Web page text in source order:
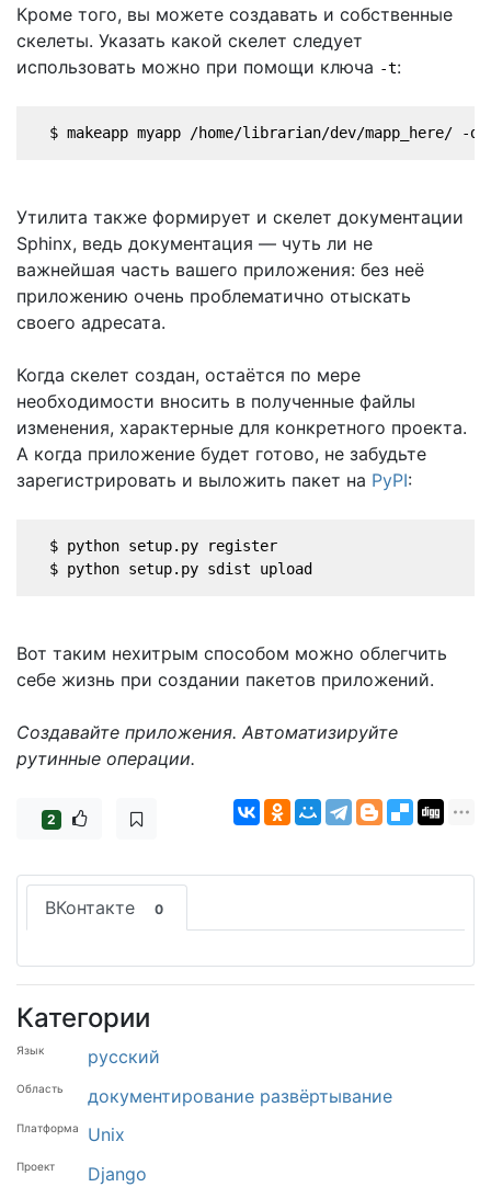
Кроме того, вы можете создавать и собственные
скелеты. Указать какой скелет следует
использовать можно при помощи ключа -t:
  $ makeapp myapp /home/librarian/dev/mapp_here/ -d
Утилита также формирует и скелет документации
Sphinx, ведь документация — чуть ли не
важнейшая часть вашего приложения: без неё
приложению очень проблематично отыскать
своего адресата.
Когда скелет создан, остаётся по мере
необходимости вносить в полученные файлы
изменения, характерные для конкретного проекта.
А когда приложение будет готово, не забудьте
зарегистрировать и выложить пакет на PyPI:
  $ python setup.py register
  $ python setup.py sdist upload
Вот таким нехитрым способом можно облегчить
себе жизнь при создании пакетов приложений.
Создавайте приложения. Автоматизируйте
рутинные операции.
2
ВКонтакте 0
Категории
Язык русский
Область документирование развёртывание
Платформа Unix
Проект Django